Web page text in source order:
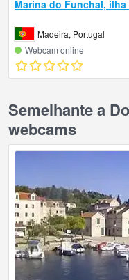
Marina do Funchal, ilha
Madeira, Portugal
Webcam online
Semelhante a
webcams